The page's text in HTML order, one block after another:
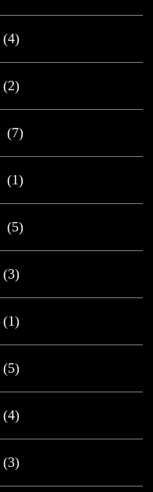
(4)
(2)
(7)
(1)
(5)
(3)
(1)
(5)
(4)
(3)